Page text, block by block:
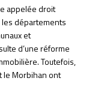
appelée droit
départements
et
d’une réforme
Toutefois,
le Morbihan ont